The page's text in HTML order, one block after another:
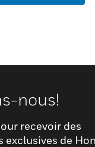
nous!
recevoir des
de